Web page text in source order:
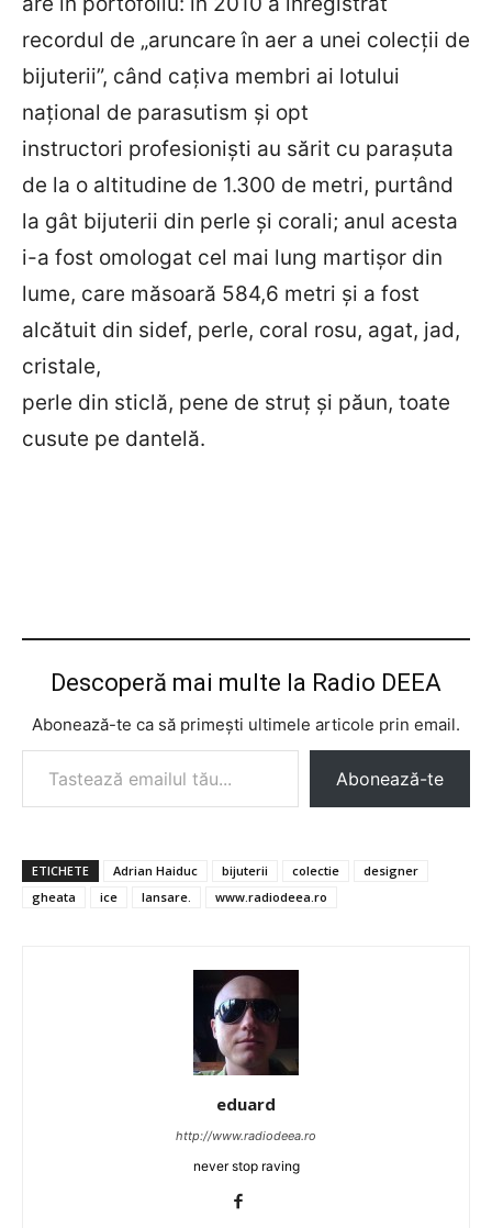
recordul de „aruncare în aer a unei colecţii de
bijuterii”, când caţiva membri ai lotului
naţional de parasutism şi opt
instructori profesionişti au sărit cu paraşuta
de la o altitudine de 1.300 de metri, purtând
la gât bijuterii din perle şi corali; anul acesta
i-a fost omologat cel mai lung martişor din
lume, care măsoară 584,6 metri şi a fost
alcătuit din sidef, perle, coral rosu, agat, jad,
cristale,
perle din sticlă, pene de struţ şi păun, toate
cusute pe dantelă.
Descoperă mai multe la Radio DEEA
Abonează-te ca să primești ultimele articole prin email.
Tastează emailul tău...
Abonează-te
ETICHETE Adrian Haiduc bijuterii colectie
designer
gheata
ice lansare. www.radiodeea.ro
eduard
http://www.radiodeea.ro
never stop raving